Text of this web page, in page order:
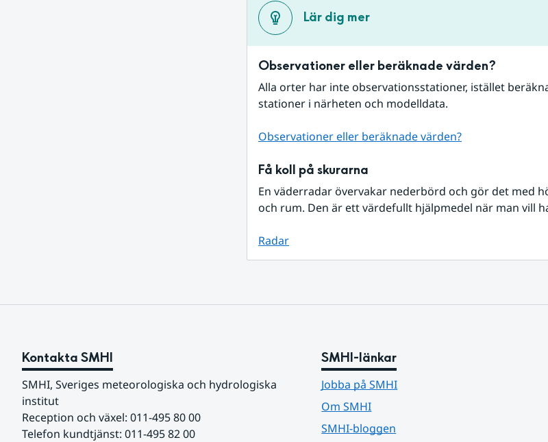
Lär dig mer
Observationer eller beräknade värden?
Alla orter har inte observationsstationer, istället
stationer i närheten och modelldata.
Observationer eller beräknade värden?
Få koll på skurarna
En väderradar övervakar nederbörd och gör det med
och rum. Den är ett värdefullt hjälpmedel när man vill
Radar
Kontakta SMHI
SMHI, Sveriges meteorologiska och hydrologiska
institut
Reception och växel: 011-495 80 00
Telefon kundtjänst: 011-495 82 00
SMHI-länkar
Jobba på SMHI
Om SMHI
SMHI-bloggen